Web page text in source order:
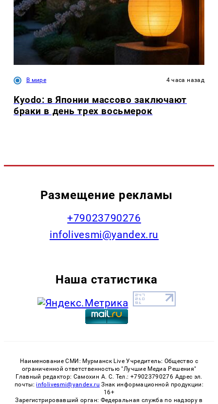
В мире 4 часа назад
Kyodo: в Японии массово заключают
браки в день трех восьмерок
Размещение рекламы
+79023790276
infolivesmi@yandex.ru
Наша статистика
Наименование СМИ: Мурманск Live Учредитель: Общество с
ограниченной ответственностью "Лучшие Медиа Решения"
Главный редактор: Самохин А. С. Тел.: +79023790276 Адрес эл.
почты: infolivesmi@yandex.ru Знак информационной продукции:
16+
Зарегистрировавший орган: Федеральная служба по надзору в